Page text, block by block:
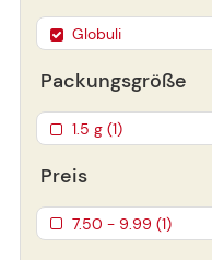
Globuli
Packungsgröße
1.5 g (1)
Preis
7.50 - 9.99 (1)